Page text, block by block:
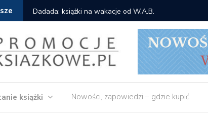
Dadada: książki na wakacje od W.A.B.
książki Nowości, zapowiedzi – gdzie kupić